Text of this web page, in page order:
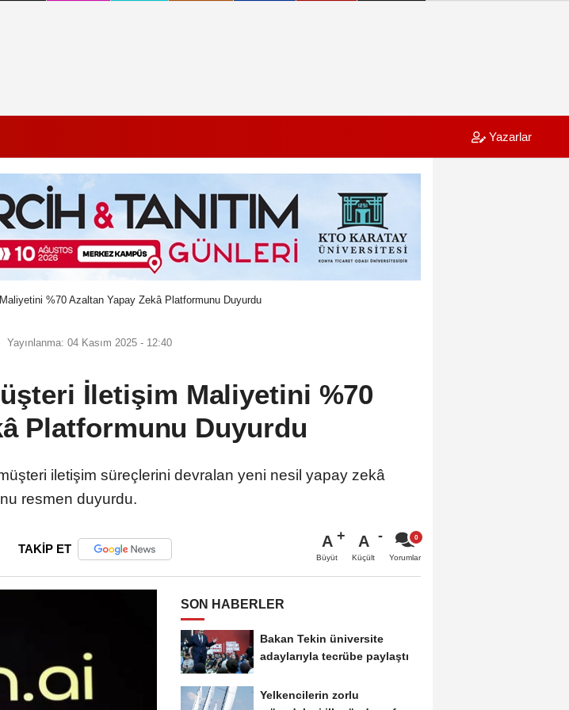
Yazarlar
%70 Azaltan Yapay Zekâ Platformunu Duyurdu
Yayınlanma: 04 Kasım 2025 - 12:40
İletişim Maliyetini %70
Platformunu Duyurdu
iletişim süreçlerini devralan yeni nesil yapay zekâ
resmen duyurdu.
TAKİP ET A
Büyüt
A
Küçült Yorumlar
SON HABERLER
Bakan Tekin üniversite
adaylarıyla tecrübe paylaştı
Yelkencilerin zorlu